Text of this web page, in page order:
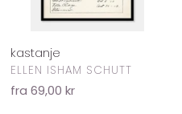
kastanje
FORHANDLER
ELLEN ISHAM SCHUTT
Normalpris
fra 69,00 kr